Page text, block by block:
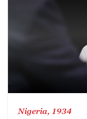
Nigeria, 1934